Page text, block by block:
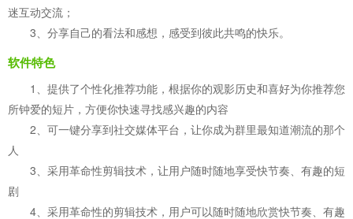
迷互动交流；
3、分享自己的看法和感想，感受到彼此共鸣的快乐。
软件特色
1、提供了个性化推荐功能，根据你的观影历史和喜好为你推荐您
所钟爱的短片，方便你快速寻找感兴趣的内容
2、可一键分享到社交媒体平台，让你成为群里最知道潮流的那个
人
3、采用革命性剪辑技术，让用户随时随地享受快节奏、有趣的短
剧
4、采用革命性的剪辑技术，用户可以随时随地欣赏快节奏、有趣